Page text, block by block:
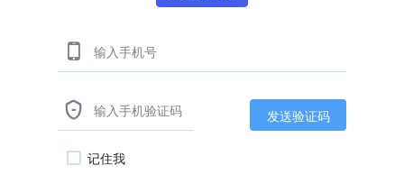

 发送验证码
记住我